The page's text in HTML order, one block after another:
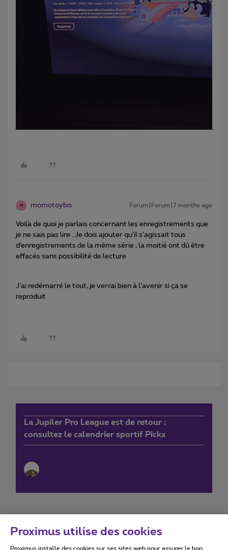
M momotoybis Forum|Forum|7 months ago
Voilà de quoi je parlais concernant les enregistrements que
je ne sais pas lire . Je dois ajouter qu’il s’agissait tous
d’enregistrements de la même série , la moitié ont dû être
effacés sans possibilité de lecture
J’ai redémarré le tout, je verrai bien à l’avenir si ça se
reproduit
La Jupiler Pro League est de retour :
consultez le calendrier sportif Pickx
Proximus utilise des cookies
Proximus installe des cookies sur ses sites web pour assurer le bon